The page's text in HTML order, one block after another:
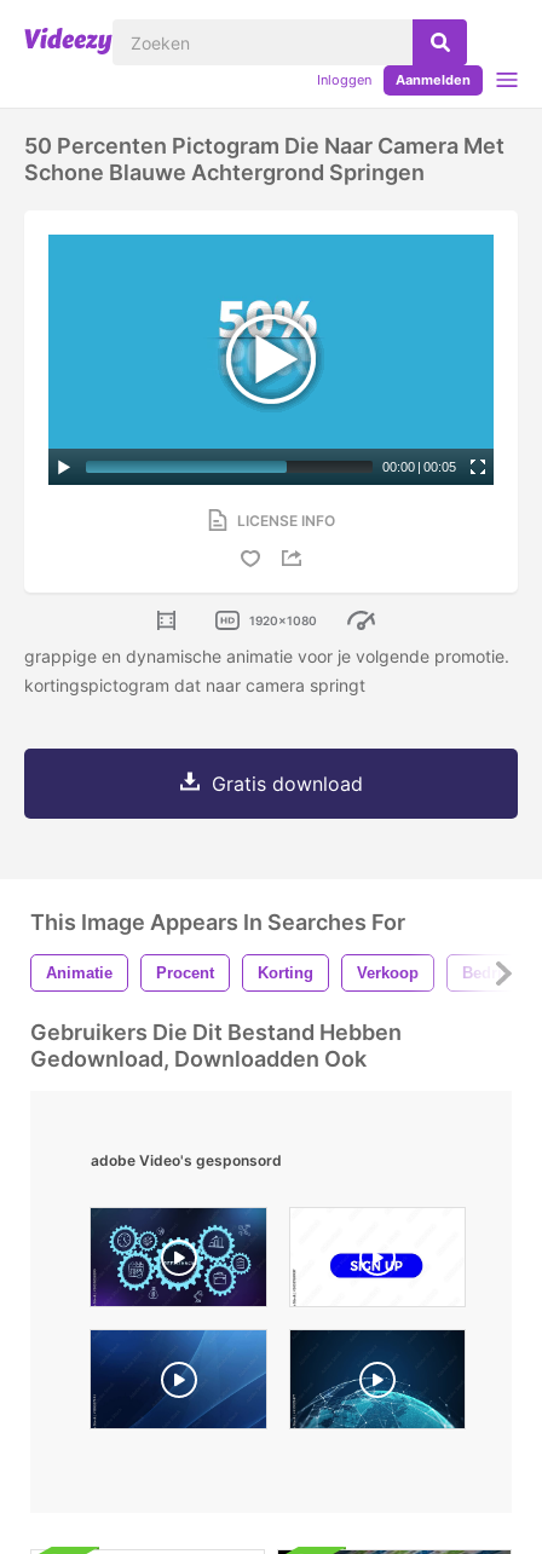
Inloggen Aanmelden
50 Percenten Pictogram Die Naar Camera Met
Schone Blauwe Achtergrond Springen
00:00 | 00:05
LICENSE INFO
1920x1080
grappige en dynamische animatie voor je volgende promotie.
kortingspictogram dat naar camera springt
Gratis download
This Image Appears In Searches For
Animatie Procent Korting Verkoop Bedrijf
Gebruikers Die Dit Bestand Hebben
Gedownload, Downloadden Ook
adobe Video's gesponsord